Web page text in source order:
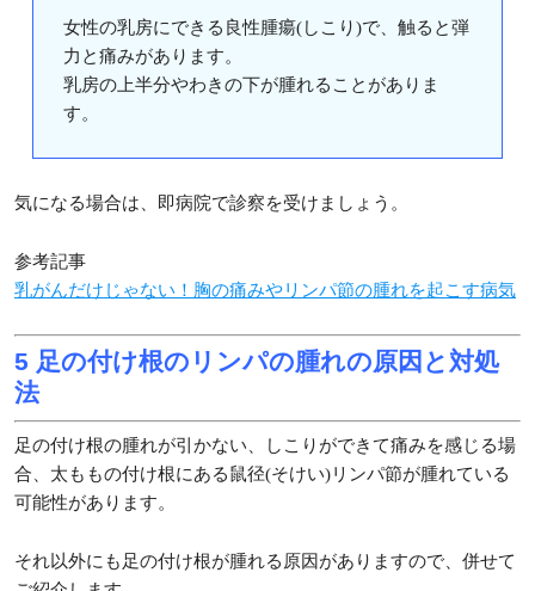
女性の乳房にできる良性腫瘍(しこり)で、触ると弾
力と痛みがあります。
乳房の上半分やわきの下が腫れることがありま
す。
気になる場合は、即病院で診察を受けましょう。
参考記事
乳がんだけじゃない！胸の痛みやリンパ節の腫れを起こす病気
5 足の付け根のリンパの腫れの原因と対処
法
足の付け根の腫れが引かない、しこりができて痛みを感じる場
合、太ももの付け根にある鼠径(そけい)リンパ節が腫れている
可能性があります。
それ以外にも足の付け根が腫れる原因がありますので、併せて